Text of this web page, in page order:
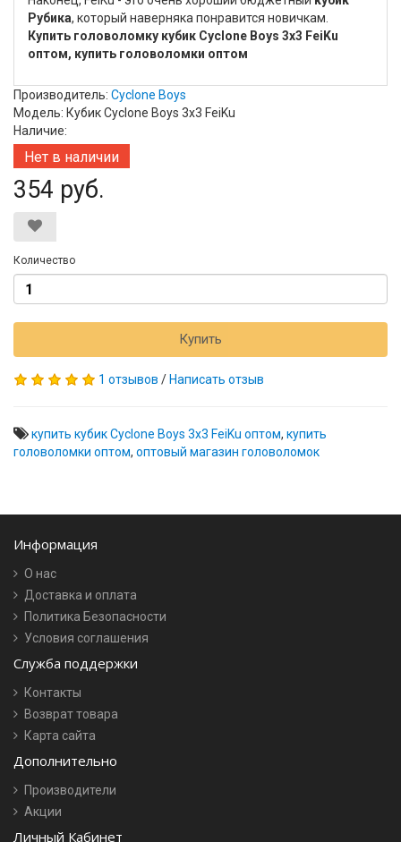
Рубика, который наверняка понравится новичкам.
Купить головоломку кубик Cyclone Boys 3x3 FeiKu
оптом, купить головоломки оптом
Производитель: Cyclone Boys
Модель: Кубик Cyclone Boys 3x3 FeiKu
Наличие:
Нет в наличии
354 руб.
Количество
Купить
1 отзывов / Написать отзыв
купить кубик Cyclone Boys 3x3 FeiKu оптом, купить
головоломки оптом, оптовый магазин головоломок
Информация
О нас
Доставка и оплата
Политика Безопасности
Условия соглашения
Служба поддержки
Контакты
Возврат товара
Карта сайта
Дополнительно
Производители
Акции
Личный Кабинет